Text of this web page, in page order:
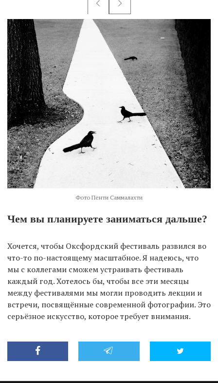
Фото Пенти Саммалахти
Чем вы планируете заниматься дальше?
Хочется, чтобы Оксфордский фестиваль развился во
что-то по-настоящему масштабное. Я надеюсь, что
мы с коллегами сможем устраивать фестиваль
каждый год. Хотелось бы, чтобы все эти месяцы
между фестивалями мы могли проводить лекции и
встречи, посвящённые современной фотографии. Это
серьёзное искусство, которое требует внимания.